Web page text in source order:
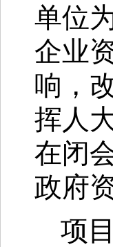
单位
企业
响，
挥人
在闭
政府
项